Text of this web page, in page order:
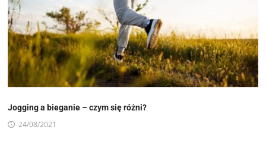
Jogging a bieganie – czym się różni?
24/08/2021